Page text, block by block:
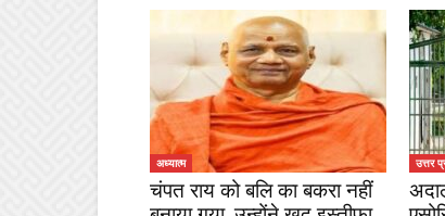
अध्यात्म
चंपत राय को बलि का बकरा नहीं
उत्तर